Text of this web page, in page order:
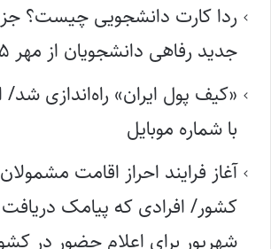
ردا کارت دانشجویی چیست؟
جدید رفاهی دانشجویان از مهر ۱۴۰۵
«کیف پول ایران» راه‌اندازی شد/
با شماره موبایل
آغاز فرایند احراز اقامت مشمولان
کشور/ افرادی که پیامک دریافت
شهریور برای اعلام حضور در